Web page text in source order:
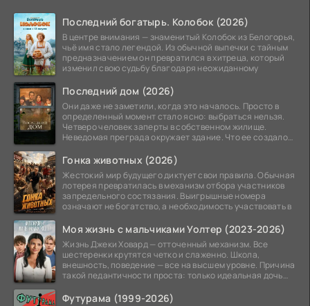
Последний богатырь. Колобок (2026)
В центре внимания — знаменитый Колобок из Белогорья,
чьё имя стало легендой. Из обычной выпечки с тайным
предназначением он превратился в хитреца, который
изменил свою судьбу благодаря неожиданному
Последний дом (2026)
Они даже не заметили, когда это началось. Просто в
определенный момент стало ясно: выбраться нельзя.
Четверо человек заперты в собственном жилище.
Неведомая преграда окружает здание. Что ее создало
Гонка животных (2026)
Жестокий мир будущего диктует свои правила. Обычная
лотерея превратилась в механизм отбора участников
запредельного состязания. Выигрышные номера
означают не богатство, а необходимость участвовать в
Моя жизнь с мальчиками Уолтер (2023-2026)
Жизнь Джеки Ховард — отточенный механизм. Все
шестеренки крутятся четко и слаженно. Школа,
внешность, поведение — все на высшем уровне. Причина
такой педантичности проста: только идеальная дочь
Футурама (1999-2026)